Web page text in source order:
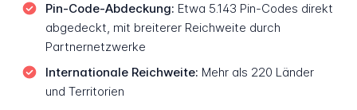
Pin-Code-Abdeckung: Etwa 5.143 Pin-Codes direkt
abgedeckt, mit breiterer Reichweite durch
Partnernetzwerke
Internationale Reichweite: Mehr als 220 Länder
und Territorien